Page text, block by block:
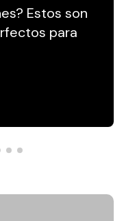
Estos son
para